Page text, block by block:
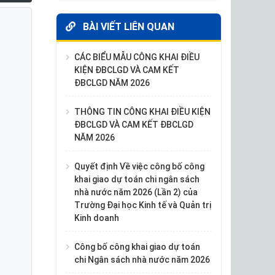
BÀI VIẾT LIÊN QUAN
CÁC BIỂU MẪU CÔNG KHAI ĐIỀU
KIỆN ĐBCLGD VÀ CAM KẾT
ĐBCLGD NĂM 2026
THÔNG TIN CÔNG KHAI ĐIỀU KIỆN
ĐBCLGD VÀ CAM KẾT ĐBCLGD
NĂM 2026
Quyết định Về việc công bố công
khai giao dự toán chi ngân sách
nhà nước năm 2026 (Lần 2) của
Trường Đại học Kinh tế và Quản trị
Kinh doanh
Công bố công khai giao dự toán
chi Ngân sách nhà nước năm 2026